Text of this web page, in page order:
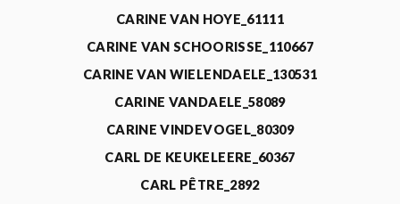
CARINE VAN HOYE_61111
CARINE VAN SCHOORISSE_110667
CARINE VAN WIELENDAELE_130531
CARINE VANDAELE_58089
CARINE VINDEVOGEL_80309
CARL DE KEUKELEERE_60367
CARL PÊTRE_2892